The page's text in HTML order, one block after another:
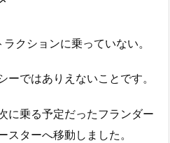
クションに乗っていない。
ではありえないことです。
に乗る予定だったフランダー
ターへ移動しました。